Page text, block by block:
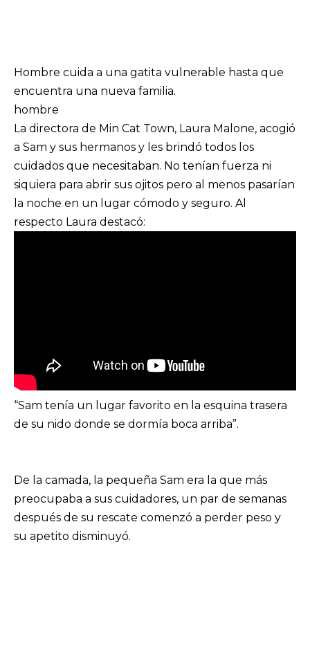
Hombre cuida a una gatita vulnerable hasta que
encuentra una nueva familia.
hombre
La directora de Min Cat Town, Laura Malone, acogió
a Sam y sus hermanos y les brindó todos los
cuidados que necesitaban. No tenían fuerza ni
siquiera para abrir sus ojitos pero al menos pasarían
la noche en un lugar cómodo y seguro. Al
respecto Laura destacó:
“Sam tenía un lugar favorito en la esquina trasera
de su nido donde se dormía boca arriba”.
De la camada, la pequeña Sam era la que más
preocupaba a sus cuidadores, un par de semanas
después de su rescate comenzó a perder peso y
su apetito disminuyó.